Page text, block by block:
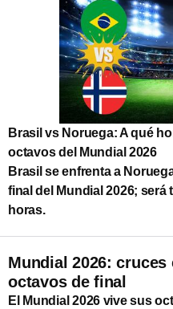
Brasil vs Noruega: A qué
octavos del Mundial 2026
Brasil se enfrenta a
final del Mundial 2026; será
horas.
Mundial 2026:
octavos de final
El Mundial 2026 vive sus